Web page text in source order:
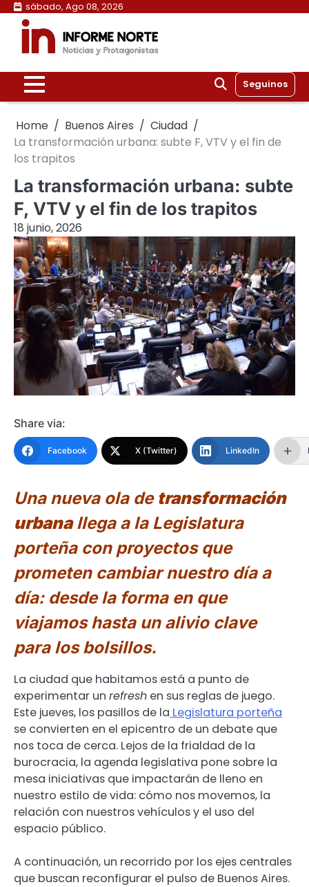
Skip
content
sábado, Ago 08, 2026
Seguinos
Home Buenos Aires
Ciudad
La transformación urbana: subte F, VTV y el fin de
los trapitos
La transformación urbana: subte
F, VTV y el fin de los trapitos
18 junio, 2026
Share via:
Facebook X (Twitter) LinkedIn
Una nueva ola de transformación
urbanallega a la Legislatura
porteña con proyectos que
prometen cambiar nuestro día a
día: desde la forma en que
viajamos hasta un alivio clave
para los bolsillos.
La ciudad que habitamos está a punto de
experimentar un refresh en sus reglas de juego.
Este jueves, los pasillos de la Legislatura porteña
se convierten en el epicentro de un debate que
nos toca de cerca. Lejos de la frialdad de la
burocracia, la agenda legislativa pone sobre la
mesa iniciativas que impactarán de lleno en
nuestro estilo de vida: cómo nos movemos, la
relación con nuestros vehículos y el uso del
espacio público.
A continuación, un recorrido por los ejes centrales
que buscan reconfigurar el pulso de Buenos Aires.